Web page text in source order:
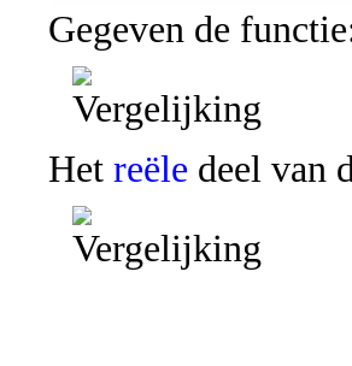
Gegeven de
Het reële deel van